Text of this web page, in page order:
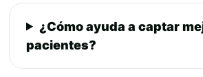
¿Cómo ayuda a captar
pacientes?